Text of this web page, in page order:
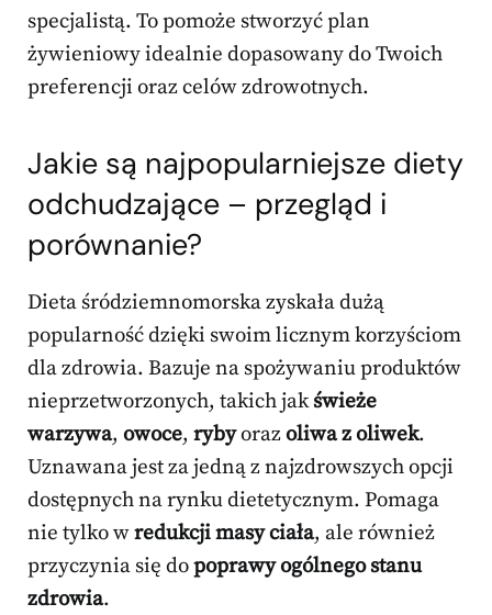
specjalistą. To pomoże stworzyć plan
żywieniowy idealnie dopasowany do Twoich
preferencji oraz celów zdrowotnych.
Jakie są najpopularniejsze diety
odchudzające – przegląd i
porównanie?
Dieta śródziemnomorska zyskała dużą
popularność dzięki swoim licznym korzyściom
dla zdrowia. Bazuje na spożywaniu produktów
nieprzetworzonych, takich jakświeże
warzywa, owoce, rybyorazoliwa z oliwek.
Uznawana jest za jedną z najzdrowszych opcji
dostępnych na rynku dietetycznym. Pomaga
nie tylko wredukcji masy ciała, ale również
przyczynia się dopoprawy ogólnego stanu
zdrowia.